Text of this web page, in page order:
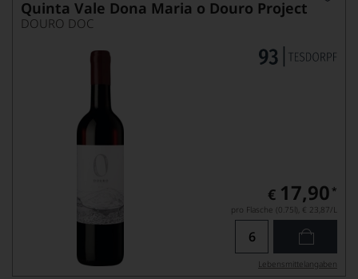
Quinta Vale Dona Maria o Douro Project
DOURO DOC
€ 17,90 *
pro Flasche (0.75l), € 23,87/L
Lebensmittel­angaben